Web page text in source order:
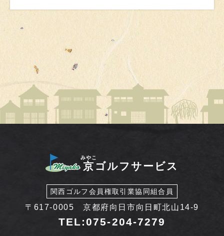
京
みやこ
ゴルフサービス
関西ゴルフ会員権取引業協同組合員
〒617-0005 京都府向日市向日町北山14-9
TEL:075-204-7279